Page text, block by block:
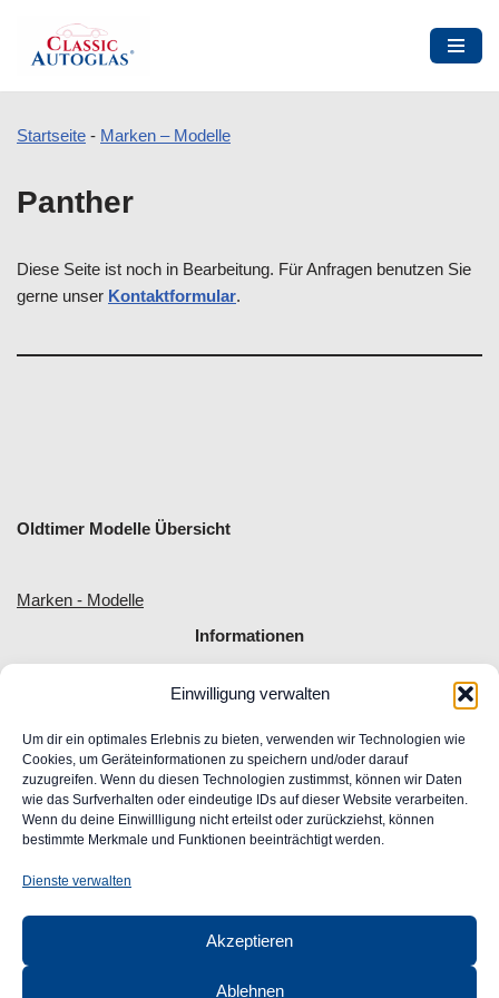
Einwilligung verwalten
Um dir ein optimales Erlebnis zu bieten, verwenden wir Technologien wie
Cookies, um Geräteinformationen zu speichern und/oder darauf
zuzugreifen. Wenn du diesen Technologien zustimmst, können wir Daten
wie das Surfverhalten oder eindeutige IDs auf dieser Website verarbeiten.
Wenn du deine Einwillligung nicht erteilst oder zurückziehst, können
bestimmte Merkmale und Funktionen beeinträchtigt werden.
Dienste verwalten
Akzeptieren
Ablehnen
Inhalt
Startseite - Marken – Modelle
Panther
Diese Seite ist noch in Bearbeitung. Für Anfragen benutzen Sie
gerne unser Kontaktformular.
Oldtimer Modelle Übersicht
Marken - Modelle
Informationen
Allgemeine Geschäftsbedingungen
Impressum
Widerrufsrecht
Datenschutz
FAQ
Unser Engagement für Barrierefreiheit im Web
Ansprechpartner
CLASSIC AUTOGLAS